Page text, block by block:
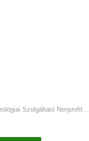
Szolgáltató Nonprofit…